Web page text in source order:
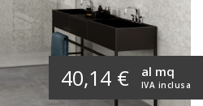
40,14 € IVA inclusa
al mq